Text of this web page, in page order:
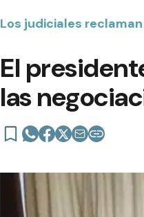
Los judiciales
El
las